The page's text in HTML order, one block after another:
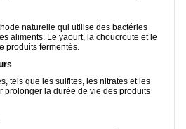
naturelle qui utilise des bactéries
aliments. Le yaourt, la choucroute et le
produits fermentés.
tels que les sulfites, les nitrates et les
prolonger la durée de vie des produits